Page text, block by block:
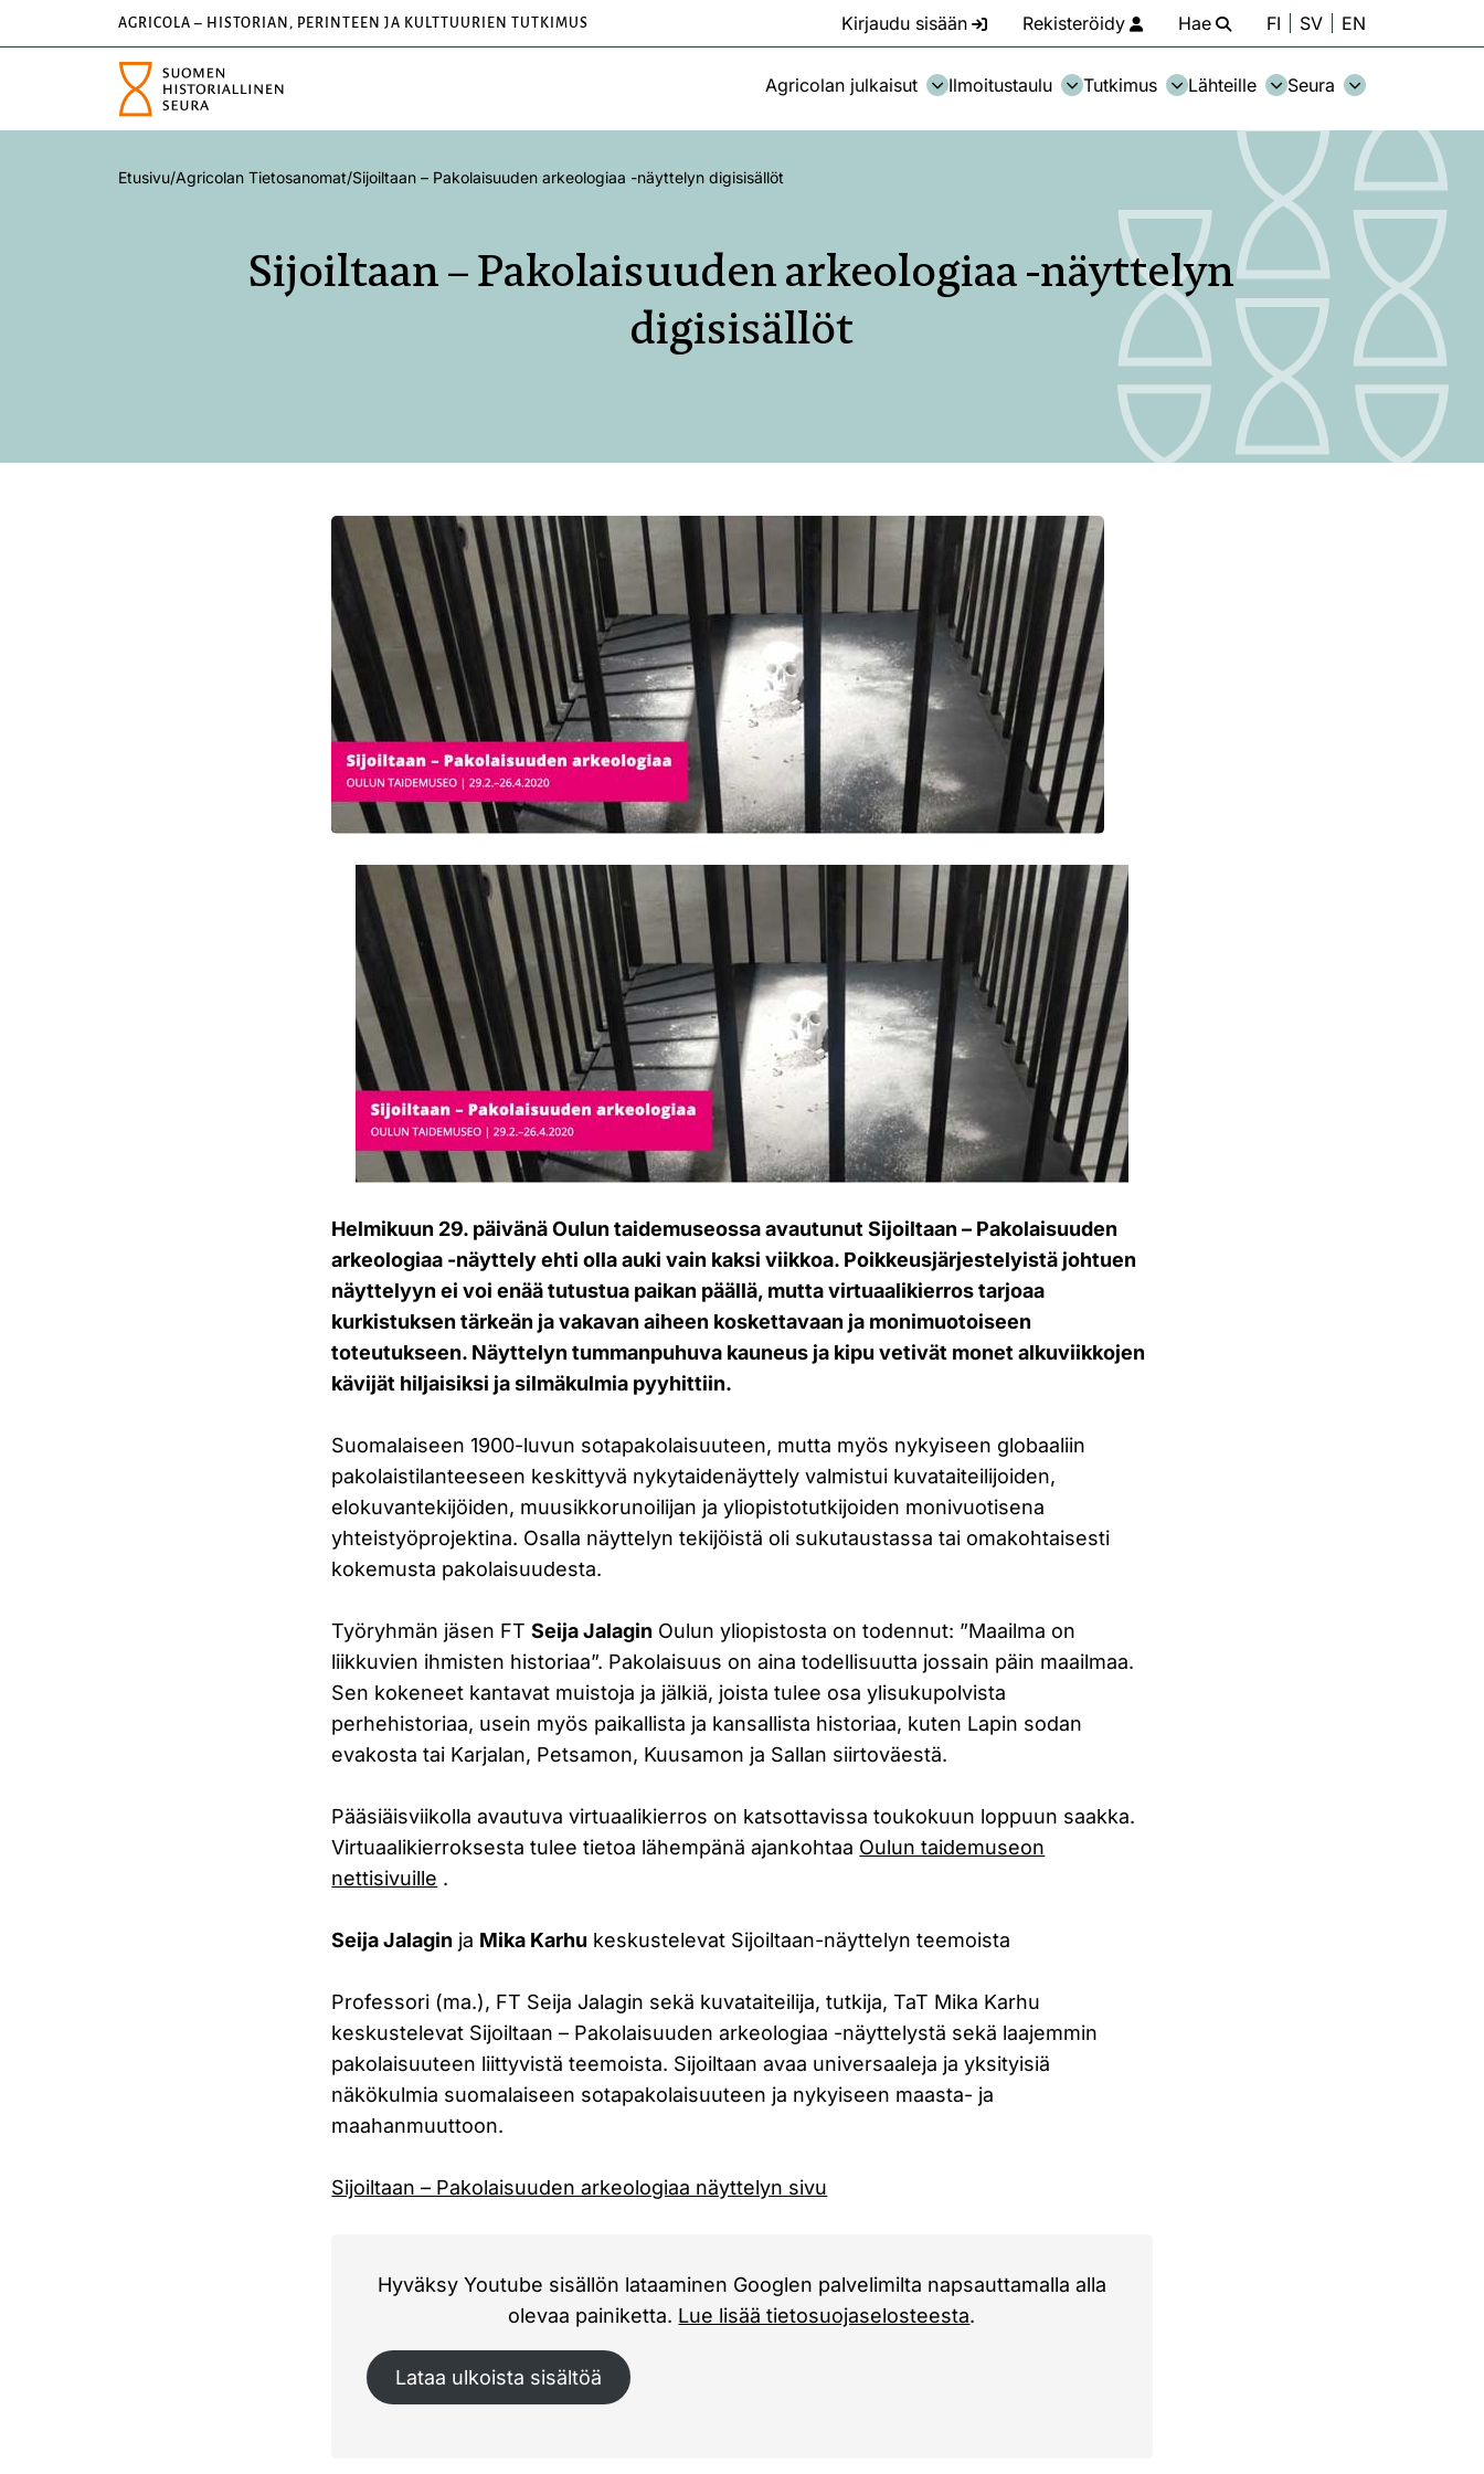
AGRICOLA – HISTORIAN, PERINTEEN JA KULTTUURIEN TUTKIMUS Kirjaudu sisään Rekisteröidy Hae FI SV EN
Agricolan julkaisut Ilmoitustaulu Tutkimus Lähteille Seura
Etusivu/Agricolan Tietosanomat/Sijoiltaan – Pakolaisuuden arkeologiaa -näyttelyn digisisällöt
Sijoiltaan – Pakolaisuuden arkeologiaa -näyttelyn
digisisällöt
Helmikuun 29. päivänä Oulun taidemuseossa avautunut Sijoiltaan – Pakolaisuuden
arkeologiaa -näyttely ehti olla auki vain kaksi viikkoa. Poikkeusjärjestelyistä johtuen
näyttelyyn ei voi enää tutustua paikan päällä, mutta virtuaalikierros tarjoaa
kurkistuksen tärkeän ja vakavan aiheen koskettavaan ja monimuotoiseen
toteutukseen. Näyttelyn tummanpuhuva kauneus ja kipu vetivät monet alkuviikkojen
kävijät hiljaisiksi ja silmäkulmia pyyhittiin.
Suomalaiseen 1900-luvun sotapakolaisuuteen, mutta myös nykyiseen globaaliin
pakolaistilanteeseen keskittyvä nykytaidenäyttely valmistui kuvataiteilijoiden,
elokuvantekijöiden, muusikkorunoilijan ja yliopistotutkijoiden monivuotisena
yhteistyöprojektina. Osalla näyttelyn tekijöistä oli sukutaustassa tai omakohtaisesti
kokemusta pakolaisuudesta.
Työryhmän jäsen FTSeija Jalagin Oulun yliopistosta on todennut: ”Maailma on
liikkuvien ihmisten historiaa”. Pakolaisuus on aina todellisuutta jossain päin maailmaa.
Sen kokeneet kantavat muistoja ja jälkiä, joista tulee osa ylisukupolvista
perhehistoriaa, usein myös paikallista ja kansallista historiaa, kuten Lapin sodan
evakosta tai Karjalan, Petsamon, Kuusamon ja Sallan siirtoväestä.
Pääsiäisviikolla avautuva virtuaalikierros on katsottavissa toukokuun loppuun saakka.
Virtuaalikierroksesta tulee tietoa lähempänä ajankohtaa Oulun taidemuseon
nettisivuille .
Seija Jalagin ja Mika Karhu keskustelevat Sijoiltaan-näyttelyn teemoista
Professori (ma.), FT Seija Jalagin sekä kuvataiteilija, tutkija, TaT Mika Karhu
keskustelevat Sijoiltaan – Pakolaisuuden arkeologiaa -näyttelystä sekä laajemmin
pakolaisuuteen liittyvistä teemoista. Sijoiltaan avaa universaaleja ja yksityisiä
näkökulmia suomalaiseen sotapakolaisuuteen ja nykyiseen maasta- ja
maahanmuuttoon.
Sijoiltaan – Pakolaisuuden arkeologiaa näyttelyn sivu
Hyväksy Youtube sisällön lataaminen Googlen palvelimilta napsauttamalla alla
olevaa painiketta. Lue lisää tietosuojaselosteesta.
Lataa ulkoista sisältöä